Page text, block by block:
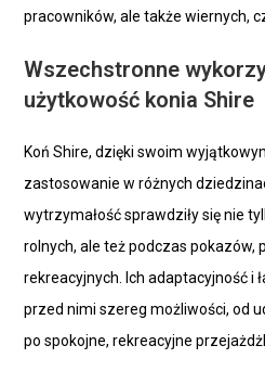
pracowników, ale także wiernych,
Wszechstronne
użytkowość konia Shire
Koń Shire, dzięki swoim
zastosowanie w różnych
wytrzymałość sprawdziły się nie
rolnych, ale też podczas pokazów,
rekreacyjnych. Ich adaptacyjność i
przed nimi szereg możliwości, od
po spokojne, rekreacyjne